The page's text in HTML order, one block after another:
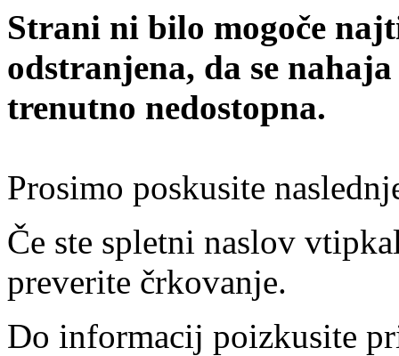
Strani ni bilo mogoče
odstranjena, da se
trenutno nedostopna.
Prosimo poskusite
Če ste spletni naslov
preverite črkovanje.
Do informacij poizkusite